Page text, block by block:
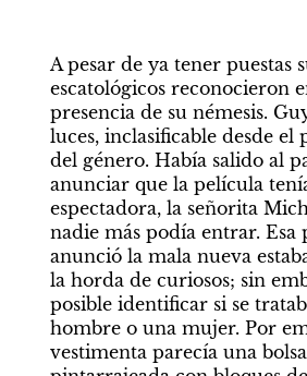
A pesar de ya tener puestas
escatológicos reconocieron
presencia de su némesis.
luces, inclasificable desde el
del género. Había salido al
anunciar que la película
espectadora, la señorita
nadie más podía entrar. Esa
anunció la mala nueva
la horda de curiosos; sin
posible identificar si se
hombre o una mujer. Por
vestimenta parecía una